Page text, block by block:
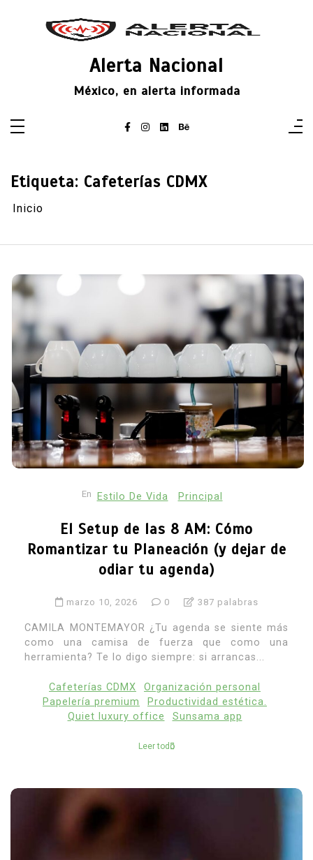
Alerta Nacional
México, en alerta informada
Etiqueta: Cafeterías CDMX
Inicio
En Estilo De Vida Principal
El Setup de las 8 AM: Cómo
Romantizar tu Planeación (y dejar de
odiar tu agenda)
marzo 10, 2026 0 387 palabras
CAMILA MONTEMAYOR ¿Tu agenda se siente más
como una camisa de fuerza que como una
herramienta? Te lo digo siempre: si arrancas...
Cafeterías CDMX
Organización personal
Papelería premium
Productividad estética.
Quiet luxury office
Sunsama app
Leer todo